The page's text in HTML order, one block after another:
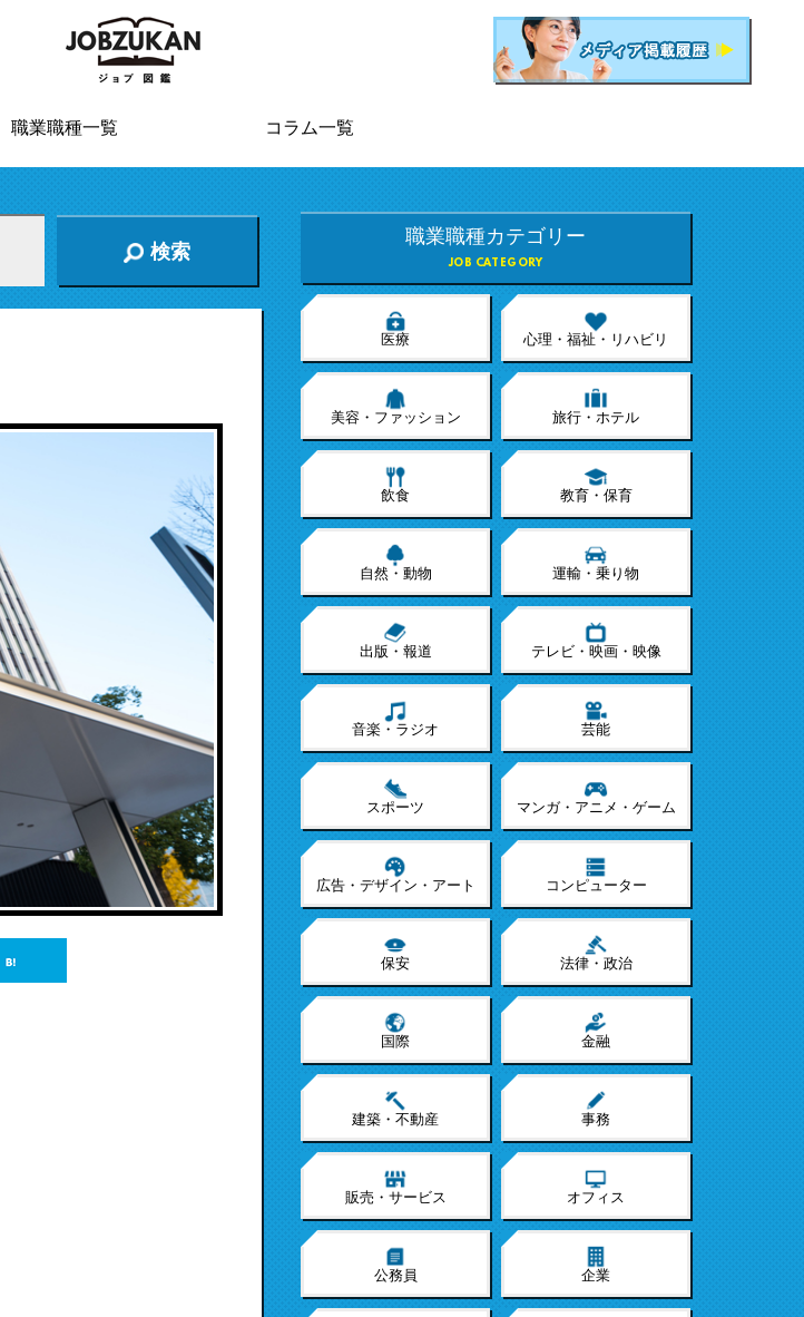
職業職種一覧 コラム一覧
検索
職業職種カテゴリー
JOB CATEGORY
医療 心理・福祉・リハビリ
美容・ファッション 旅行・ホテル
飲食 教育・保育
自然・動物 運輸・乗り物
出版・報道 テレビ・映画・映像
音楽・ラジオ 芸能
スポーツ マンガ・アニメ・ゲーム
広告・デザイン・アート コンピューター
保安 法律・政治
国際 金融
建築・不動産 事務
販売・サービス オフィス
公務員 企業